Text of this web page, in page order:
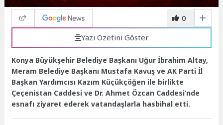
0
Yazı Özetini Göster
Konya Büyükşehir Belediye Başkanı Uğur İbrahim Altay,
Meram Belediye Başkanı Mustafa Kavuş ve AK Parti İl
Başkan Yardımcısı Kazım Küçükçöğen ile birlikte
Çeçenistan Caddesi ve Dr. Ahmet Özcan Caddesi’nde
esnafı ziyaret ederek vatandaşlarla hasbihal etti.